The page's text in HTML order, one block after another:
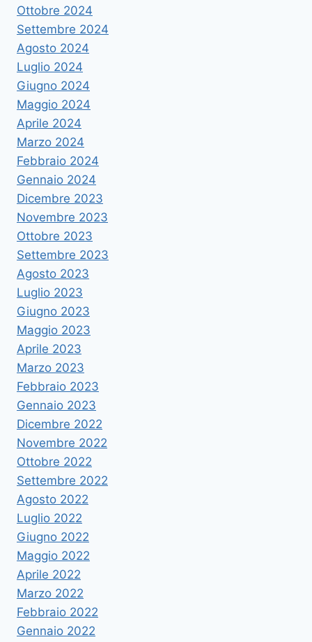
Ottobre 2024
Settembre 2024
Agosto 2024
Luglio 2024
Giugno 2024
Maggio 2024
Aprile 2024
Marzo 2024
Febbraio 2024
Gennaio 2024
Dicembre 2023
Novembre 2023
Ottobre 2023
Settembre 2023
Agosto 2023
Luglio 2023
Giugno 2023
Maggio 2023
Aprile 2023
Marzo 2023
Febbraio 2023
Gennaio 2023
Dicembre 2022
Novembre 2022
Ottobre 2022
Settembre 2022
Agosto 2022
Luglio 2022
Giugno 2022
Maggio 2022
Aprile 2022
Marzo 2022
Febbraio 2022
Gennaio 2022